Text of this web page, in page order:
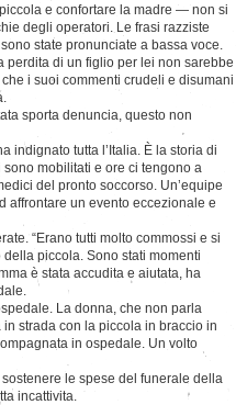
e confortare la madre — non si
degli operatori. Le frasi razziste
state pronunciate a bassa voce.
perdita di un figlio per lei non sarebbe
i suoi commenti crudeli e disumani
sporta denuncia, questo non
indignato tutta l’Italia. È la storia di
mobilitati e ore ci tengono a
del pronto soccorso. Un’equipe
affrontare un evento eccezionale e
“Erano tutti molto commossi e si
piccola. Sono stati momenti
è stata accudita e aiutata, ha
La donna, che non parla
strada con la piccola in braccio in
in ospedale. Un volto
le spese del funerale della
incattivita.